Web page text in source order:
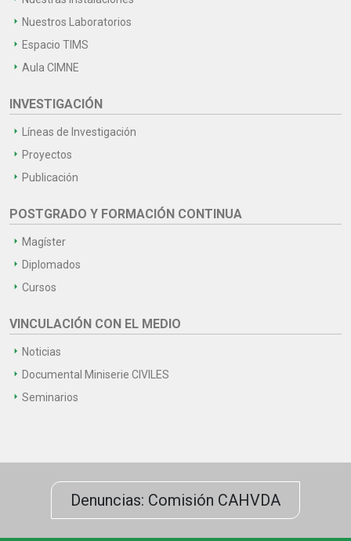
Nuestros Laboratorios
Espacio TIMS
Aula CIMNE
INVESTIGACIÓN
Líneas de Investigación
Proyectos
Publicación
POSTGRADO Y FORMACIÓN CONTINUA
Magíster
Diplomados
Cursos
VINCULACIÓN CON EL MEDIO
Noticias
Documental Miniserie CIVILES
Seminarios
Denuncias: Comisión CAHVDA